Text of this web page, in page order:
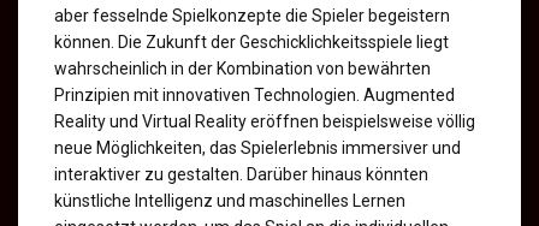
aber fesselnde Spielkonzepte die Spieler begeistern
können. Die Zukunft der Geschicklichkeitsspiele liegt
wahrscheinlich in der Kombination von bewährten
Prinzipien mit innovativen Technologien. Augmented
Reality und Virtual Reality eröffnen beispielsweise völlig
neue Möglichkeiten, das Spielerlebnis immersiver und
interaktiver zu gestalten. Darüber hinaus könnten
künstliche Intelligenz und maschinelles Lernen